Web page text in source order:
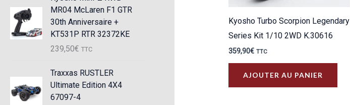
MR04 McLaren F1 GTR
30th Anniversaire +
KT531P RTR 32372KE
239,50€ TTC
Traxxas RUSTLER
Ultimate Edition 4X4
67097-4
Kyosho Turbo Scorpion Legendary
Series Kit 1/10 2WD K.30616
359,90€ TTC
AJOUTER AU PANIER